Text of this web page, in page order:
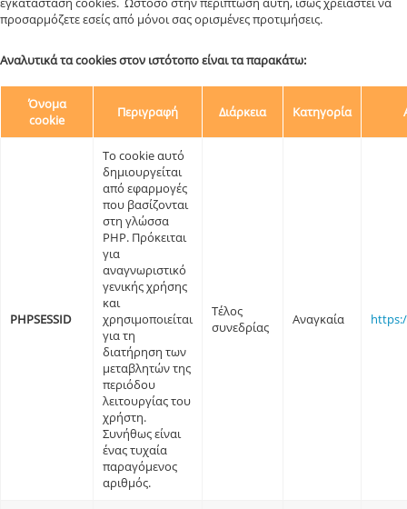
προσαρμόζετε εσείς από μόνοι σας ορισμένες προτιμήσεις.
Αναλυτικά τα cookies στον ιστότοπο είναι τα παρακάτω:
Όνομα
cookie
Περιγραφή Διάρκεια Κατηγορία
PHPSESSID
Το cookie αυτό
δημιουργείται
από εφαρμογές
που βασίζονται
στη γλώσσα
PHP. Πρόκειται
για
αναγνωριστικό
γενικής χρήσης
και
χρησιμοποιείται
για τη
διατήρηση των
μεταβλητών της
περιόδου
λειτουργίας του
χρήστη.
Συνήθως είναι
ένας τυχαία
παραγόμενος
αριθμός.
Τέλος
συνεδρίας
Αναγκαία